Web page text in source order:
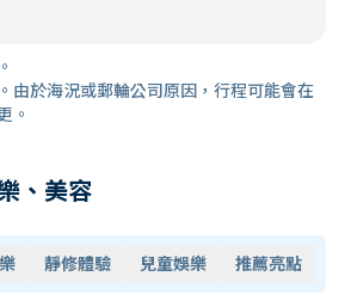
由於海況或郵輪公司原因，行程可能會在
。
、美容
靜修體驗 兒童娛樂 推薦亮點